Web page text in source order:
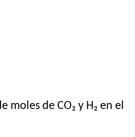
moles de CO₂ y H₂ en el